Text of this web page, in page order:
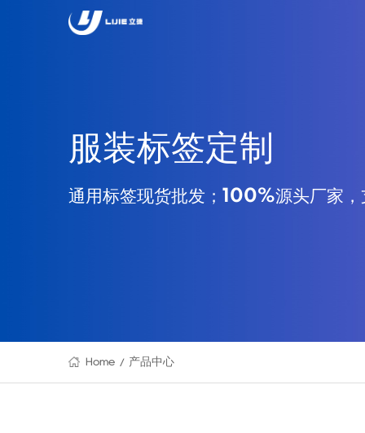
服装标签定制
通用标签现货批发；100%源头厂家，
Home 产品中心